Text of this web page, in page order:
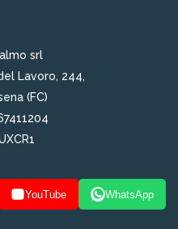
srl
Lavoro, 244,
(FC)
YouTube WhatsApp